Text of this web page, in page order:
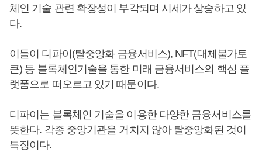
체인 기술 관련 확장성이 부각되며 시세가 상승하고 있
다.
이들이 디파이(탈중앙화 금융서비스), NFT(대체불가토
큰) 등 블록체인기술을 통한 미래 금융서비스의 핵심 플
랫폼으로 떠오르고 있기 때문이다.
디파이는 블록체인 기술을 이용한 다양한 금융서비스를
뜻한다. 각종 중앙기관을 거치지 않아 탈중앙화된 것이
특징이다.